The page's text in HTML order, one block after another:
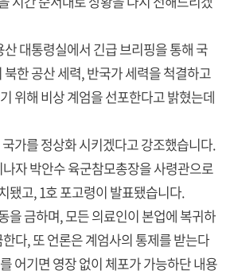
대통령실에서 긴급 브리핑을 통해 국
북한 공산 세력, 반국가 세력을 척결하고
위해 비상 계엄을 선포한다고 밝혔는데
가를 정상화 시키겠다고 강조했습니다.
자 박안수 육군참모총장을 사령관으로
됐고, 1호 포고령이 발표됐습니다.
을 금하며, 모든 의료인이 본업에 복귀하
다, 또 언론은 계엄사의 통제를 받는다
어기면 영장 없이 체포가 가능하단 내용